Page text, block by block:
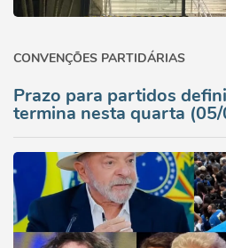
CONVENÇÕES PARTIDÁRIAS
Prazo para partidos
termina nesta quarta (05/